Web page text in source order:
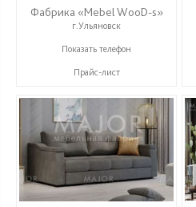
Фабрика «Mebel WooD-s»
г.Ульяновск
+7 (906) 140-08-08
Показать телефон
Прайс-лист